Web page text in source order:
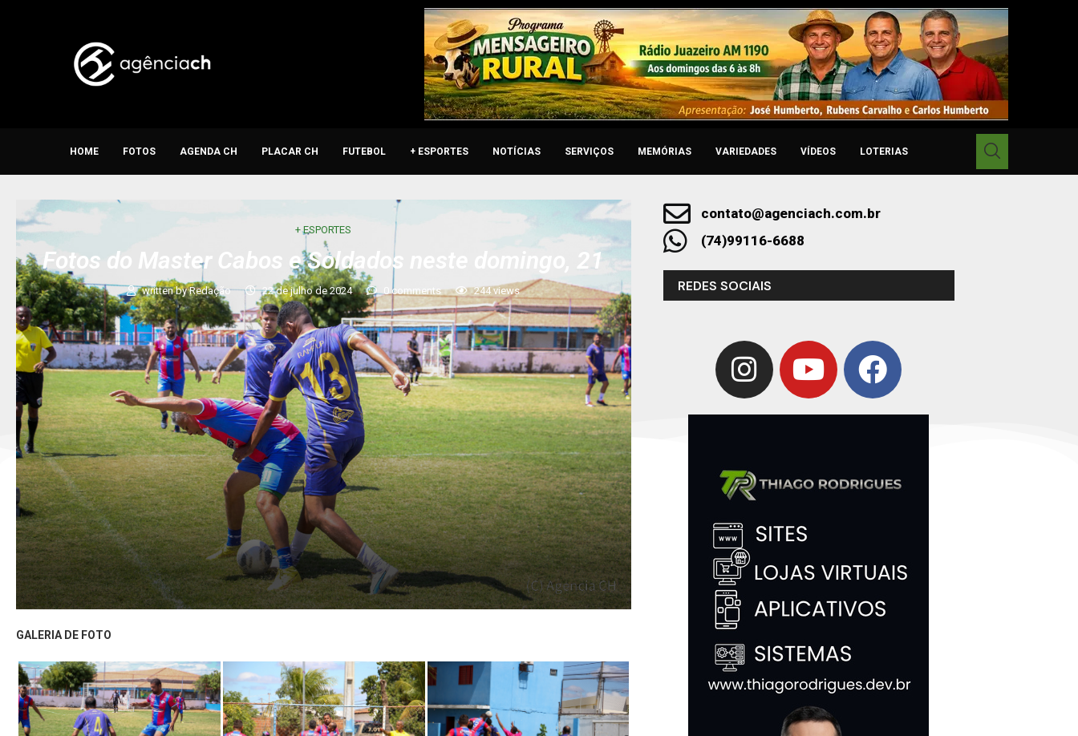
HOME FOTOS AGENDA CH PLACAR CH FUTEBOL + ESPORTES NOTÍCIAS SERVIÇOS MEMÓRIAS VARIEDADES VÍDEOS LOTERIAS
+ ESPORTES
Fotos do Master Cabos e Soldados neste domingo, 21
written byRedação 22 de julho de 2024 0 comments 244views
GALERIA DE FOTO
contato@agenciach.com.br
(74)99116-6688
REDES SOCIAIS